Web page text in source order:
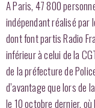
A Paris, 47 800
indépendant réalisé par
dont font partis Radio
inférieur à celui de la
de la préfecture de
d’avantage que lors de
le 10 octobre dernier,